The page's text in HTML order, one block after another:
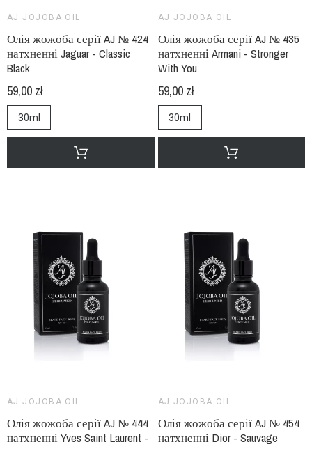
AJ JOJOBA OIL
Олія жожоба серії AJ № 424
натхненні Jaguar - Classic
Black
59,00 zł
30ml
AJ JOJOBA OIL
Олія жожоба серії AJ № 435
натхненні Armani - Stronger
With You
59,00 zł
30ml
AJ JOJOBA OIL
Олія жожоба серії AJ № 444
натхненні Yves Saint Laurent -
AJ JOJOBA OIL
Олія жожоба серії AJ № 454
натхненні Dior - Sauvage